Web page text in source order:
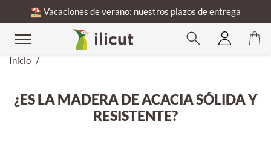
⛱️ Vacaciones de verano: nuestros plazos de entrega
Inicio /
¿ES LA MADERA DE ACACIA SÓLIDA Y
RESISTENTE?